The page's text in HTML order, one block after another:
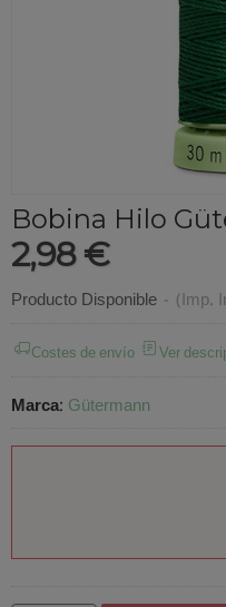
Bobina Hilo
2,98 €
Producto Disponible - (Imp.
Costes de envío Ver
Marca: Gütermann